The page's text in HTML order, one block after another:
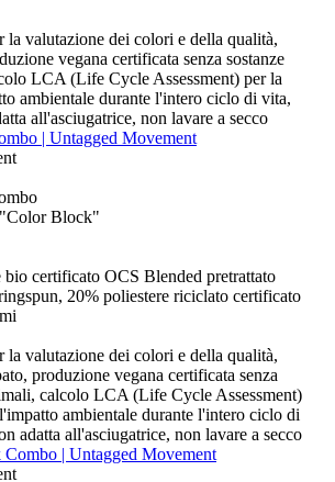
la valutazione dei colori e della qualità,
vegana certificata senza sostanze
LCA (Life Cycle Assessment) per la
ambientale durante l'intero ciclo di vita,
all'asciugatrice, non lavare a secco
| Untagged Movement
Block"
bio certificato OCS Blended pretrattato
20% poliestere riciclato certificato
la valutazione dei colori e della qualità,
produzione vegana certificata senza
calcolo LCA (Life Cycle Assessment)
ambientale durante l'intero ciclo di
adatta all'asciugatrice, non lavare a secco
| Untagged Movement